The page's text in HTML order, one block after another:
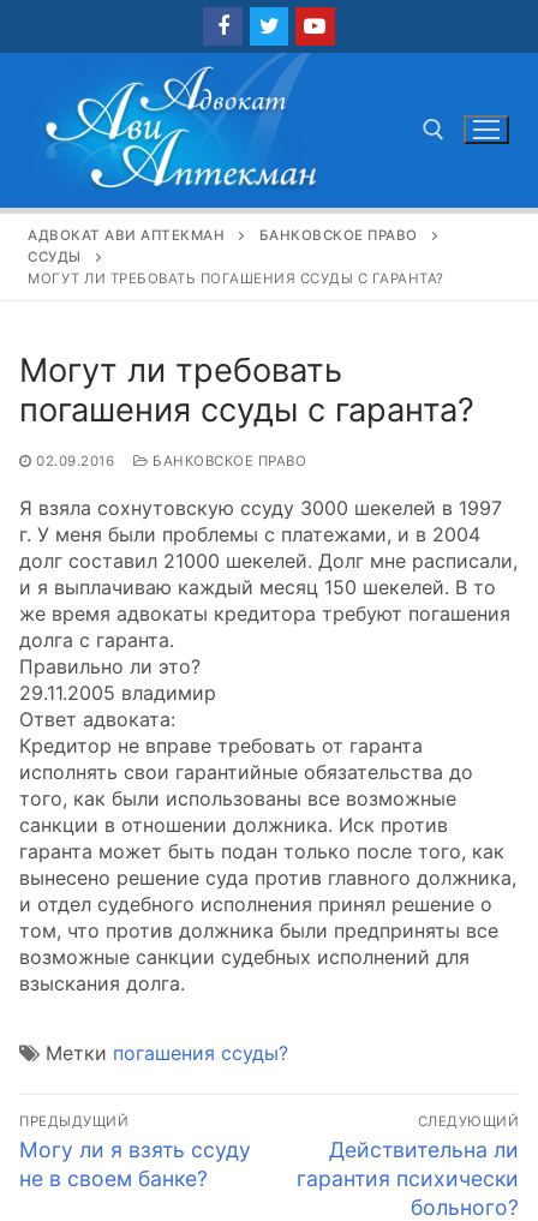
Найти:
АДВОКАТ АВИ АПТЕКМАН
БАНКОВСКОЕ ПРАВО
ССУДЫ
МОГУТ ЛИ ТРЕБОВАТЬ ПОГАШЕНИЯ ССУДЫ С ГАРАНТА?
Могут ли требовать
погашения ссуды с гаранта?
02.09.2016 БАНКОВСКОЕ ПРАВО
Я взяла сохнутовскую ссуду 3000 шекелей в 1997
г. У меня были проблемы с платежами, и в 2004
долг составил 21000 шекелей. Долг мне расписали,
и я выплачиваю каждый месяц 150 шекелей. В то
же время адвокаты кредитора требуют погашения
долга с гаранта.
Правильно ли это?
29.11.2005 владимир
Ответ адвоката:
Кредитор не вправе требовать от гаранта
исполнять свои гарантийные обязательства до
того, как были использованы все возможные
санкции в отношении должника. Иск против
гаранта может быть подан только после того, как
вынесено решение суда против главного должника,
и отдел судебного исполнения принял решение о
том, что против должника были предприняты все
возможные санкции судебных исполнений для
взыскания долга.
Метки погашения ссуды?
Навигация
по
записям
ПРЕДЫДУЩИЙ
Предыдущая
запись:
Могу ли я взять ссуду
не в своем банке?
СЛЕДУЮЩИЙ
Следующая
запись:
Действительна ли
гарантия психически
больного?